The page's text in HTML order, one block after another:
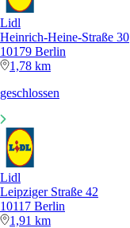
Lidl
Heinrich-Heine-Straße 30
10179 Berlin
1,78 km
geschlossen
Lidl
Leipziger Straße 42
10117 Berlin
1,91 km